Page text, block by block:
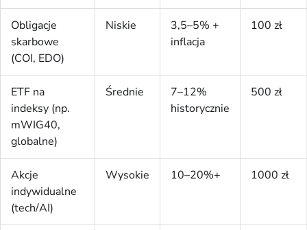
Obligacje
skarbowe
(COI, EDO)
Niskie
3,5–5% +
inflacja
100 zł
ETF na
indeksy (np.
mWIG40,
globalne)
Średnie
7–12%
historycznie
500 zł
Akcje
indywidualne
(tech/AI)
Wysokie 10–20%+ 1000 zł